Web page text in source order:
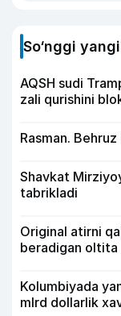
So‘nggi
AQSH sudi
zali qurishini
Rasman.
Shavkat
tabrikladi
Original atirni
beradigan oltita
Kolumbiyada
mlrd dollarlik